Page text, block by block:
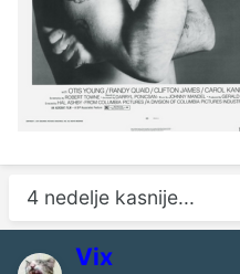
4 nedelje kasnije...
Vix